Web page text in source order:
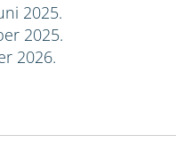
2025.
2025.
2026.